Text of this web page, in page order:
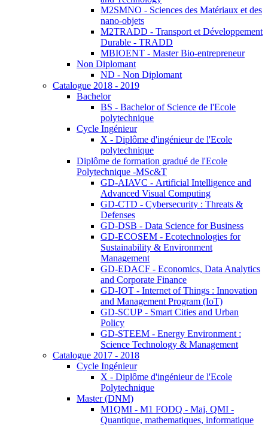
M2SMNO - Sciences des Matériaux et des
nano-objets
M2TRADD - Transport et Développement
Durable - TRADD
MBIOENT - Master Bio-entrepreneur
Non Diplomant
ND - Non Diplomant
Catalogue 2018 - 2019
Bachelor
BS - Bachelor of Science de l'Ecole
polytechnique
Cycle Ingénieur
X - Diplôme d'ingénieur de l'Ecole
polytechnique
Diplôme de formation gradué de l'Ecole
Polytechnique -MSc&T
GD-AIAVC - Artificial Intelligence and
Advanced Visual Computing
GD-CTD - Cybersecurity : Threats &
Defenses
GD-DSB - Data Science for Business
GD-ECOSEM - Ecotechnologies for
Sustainability & Environment
Management
GD-EDACF - Economics, Data Analytics
and Corporate Finance
GD-IOT - Internet of Things : Innovation
and Management Program (IoT)
GD-SCUP - Smart Cities and Urban
Policy
GD-STEEM - Energy Environment :
Science Technology & Management
Catalogue 2017 - 2018
Cycle Ingénieur
X - Diplôme d'ingénieur de l'Ecole
Polytechnique
Master (DNM)
M1QMI - M1 FODQ - Maj. QMI -
Quantique, mathematiques, informatique